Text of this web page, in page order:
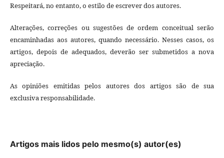
Respeitará, no entanto, o estilo de escrever dos autores.
Alterações, correções ou sugestões de ordem conceitual serão
encaminhadas aos autores, quando necessário. Nesses casos, os
artigos, depois de adequados, deverão ser submetidos a nova
apreciação.
As opiniões emitidas pelos autores dos artigos são de sua
exclusiva responsabilidade.
Artigos mais lidos pelo mesmo(s) autor(es)